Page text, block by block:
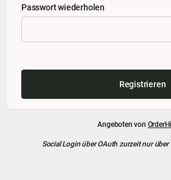
Passwort wiederholen
Registrieren
Angeboten von
Social Login über OAuth zurzeit nur